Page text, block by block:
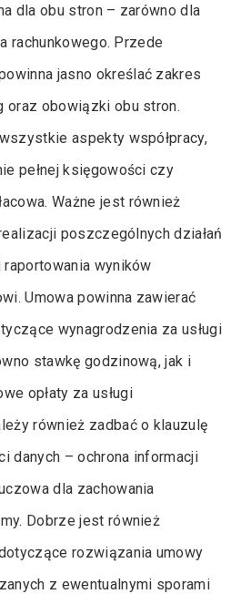
dla obu stron – zarówno dla
rachunkowego. Przede
jasno określać zakres
oraz obowiązki obu stron.
aspekty współpracy,
pełnej księgowości czy
Ważne jest również
poszczególnych działań
wyników
Umowa powinna zawierać
wynagrodzenia za usługi
stawkę godzinową, jak i
opłaty za usługi
również zadbać o klauzulę
danych – ochrona informacji
dla zachowania
Dobrze jest również
rozwiązania umowy
z ewentualnymi sporami